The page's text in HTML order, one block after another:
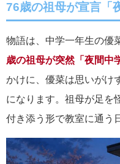
76歳の祖母が宣言「
物語は、中学一年生の優
歳の祖母が突然「夜間中
かけに、優菜は思いがけ
になります。祖母が足を
付き添う形で教室に通う